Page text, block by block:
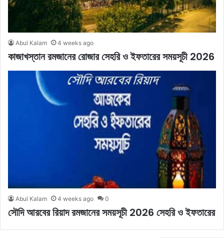
Abul Kalam 4 weeks ago
কাজাখস্তান রমজানের রোজার সেহরি ও ইফতারের সময়সূচী 2026
Abul Kalam 4 weeks ago 0
সৌদি আরবের রিয়াদ রমজানের সময়সূচী 2026 সেহরি ও ইফতারের